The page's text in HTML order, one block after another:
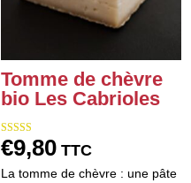
Tomme de chèvre
bio Les Cabrioles
Note
5.00
€9,80 TTC
La tomme de chèvre : une pâte